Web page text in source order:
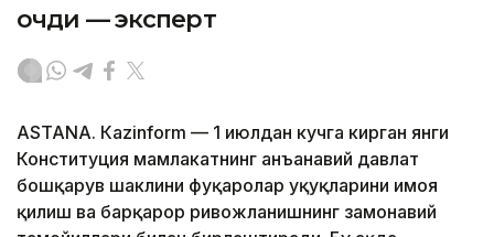
очди — эксперт
ASTANА. Кazinform — 1 июлдан кучга кирган янги
Конституция мамлакатнинг анъанавий давлат
бошқарув шаклини фуқаролар ҳуқуқларини ҳимоя
қилиш ва барқарор ривожланишнинг замонавий